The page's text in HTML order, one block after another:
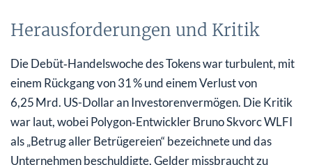
Herausforderungen und Kritik
Die Debüt‑Handelswoche des Tokens war turbulent, mit
einem Rückgang von 31 % und einem Verlust von
6,25 Mrd. US-Dollar an Investorenvermögen. Die Kritik
war laut, wobei Polygon‑Entwickler Bruno Skvorc WLFI
als „Betrug aller Betrügereien“ bezeichnete und das
Unternehmen beschuldigte, Gelder missbraucht zu